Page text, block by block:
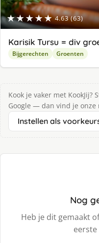
★★★★★ 4.63 (63)
Karisik Tursu = div
Bijgerechten Groenten
Kook je vaker met
Google — dan vind je
Instellen als
Nog
Heb je dit gemaakt